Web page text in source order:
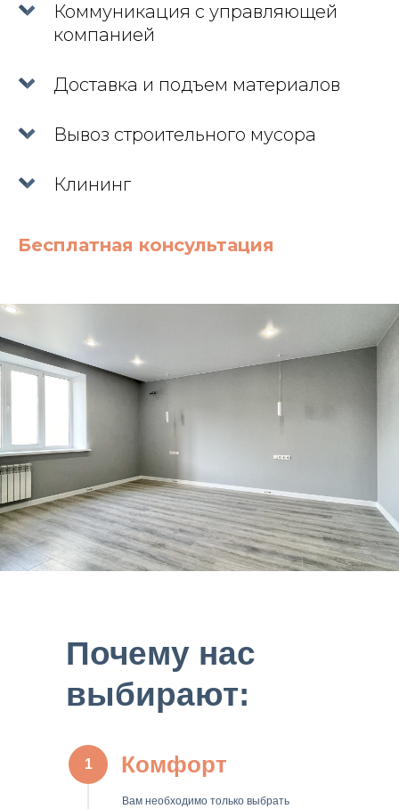
Коммуникация с управляющей
компанией
Доставка и подъем материалов
Вывоз строительного мусора
Клининг
Бесплатная консультация
Вам необходимо только выбрать
Комфорт
1
Почему нас
выбирают: